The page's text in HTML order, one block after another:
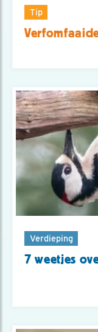
Tip
Verdieping
7 weetjes